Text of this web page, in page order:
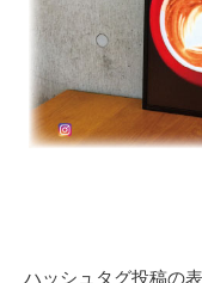
ハッシュタグ投稿の